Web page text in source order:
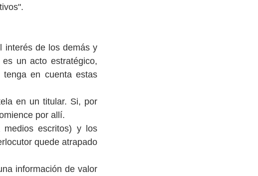
interés de los demás y
un acto estratégico,
en cuenta estas
en un titular. Si, por
por allí.
escritos) y los
quede atrapado
información de valor